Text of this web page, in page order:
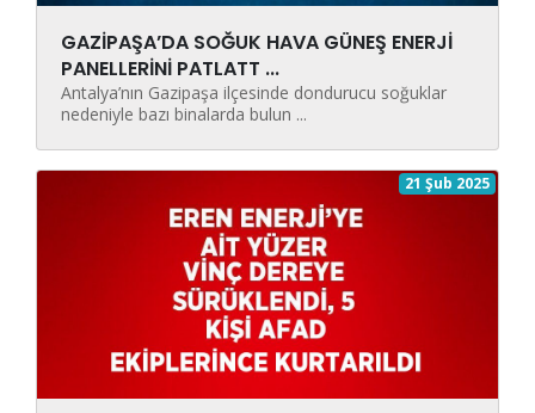
GAZİPAŞA’DA SOĞUK HAVA GÜNEŞ ENERJİ
PANELLERİNİ PATLATT ...
Antalya’nın Gazipaşa ilçesinde dondurucu soğuklar
nedeniyle bazı binalarda bulun ...
21 Şub 2025